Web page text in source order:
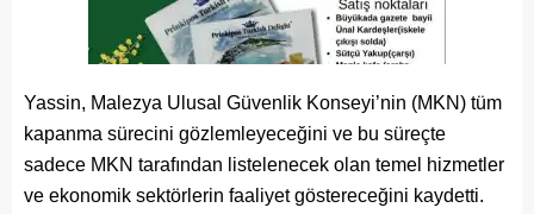
Yassin, Malezya Ulusal Güvenlik Konseyi’nin (MKN) tüm
kapanma sürecini gözlemleyeceğini ve bu süreçte
sadece MKN tarafından listelenecek olan temel hizmetler
ve ekonomik sektörlerin faaliyet göstereceğini kaydetti.